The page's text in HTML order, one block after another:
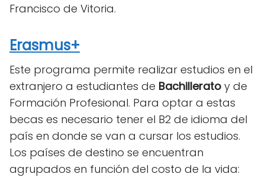
Francisco de Vitoria.
Erasmus+
Este programa permite realizar estudios en el
extranjero a estudiantes de Bachillerato y de
Formación Profesional. Para optar a estas
becas es necesario tener el B2 de idioma del
país en donde se van a cursar los estudios.
Los países de destino se encuentran
agrupados en función del costo de la vida: